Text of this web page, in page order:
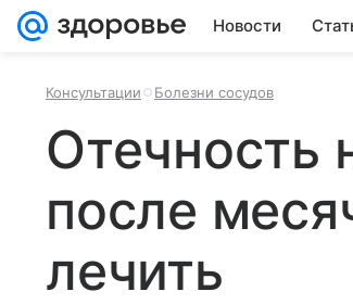
Новости
Консультации Болезни сосудов
Отечность
после
лечить